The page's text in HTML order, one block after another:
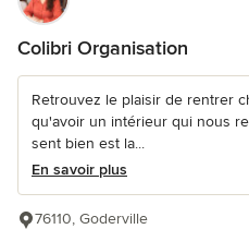
Colibri Organisation
Retrouvez le plaisir de rentrer
qu'avoir un intérieur qui nous
sent bien est la...
En savoir plus
76110, Goderville